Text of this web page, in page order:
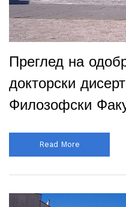
Преглед на
докторски
Филозофски
Read More